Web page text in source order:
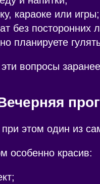
караоке или игры;
без посторонних
планируете
вопросы
этом один из
особенно красив: